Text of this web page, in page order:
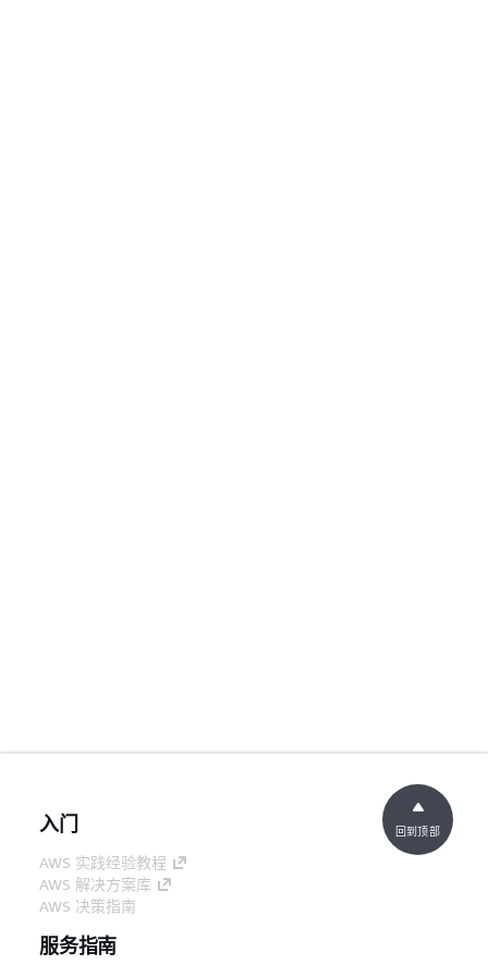
入门
AWS 实践经验教程
AWS 解决方案库
AWS 决策指南
服务指南
回到顶部